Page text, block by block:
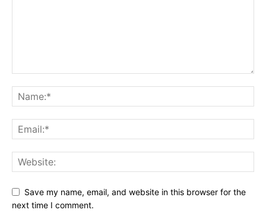
Save my name, email, and website in this browser for the
next time I comment.